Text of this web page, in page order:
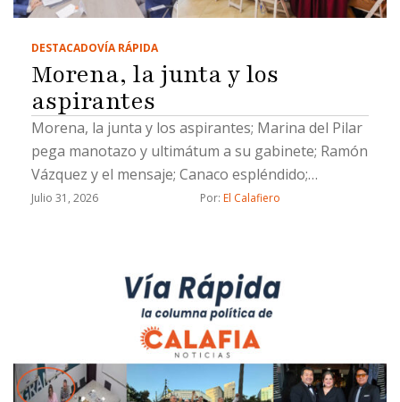
DESTACADOVÍA RÁPIDA
Morena, la junta y los
aspirantes
Morena, la junta y los aspirantes; Marina del Pilar
pega manotazo y ultimátum a su gabinete; Ramón
Vázquez y el mensaje; Canaco espléndido;
Evangelina Moreno, lengua larga y un Socavón de
Julio 31, 2026 Por: El Calafiero